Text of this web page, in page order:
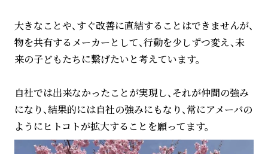
大きなことや、すぐ改善に直結することはできませんが、
物を共有するメーカーとして、行動を少しずつ変え、未
来の子どもたちに繋げたいと考えています。
自社では出来なかったことが実現し、それが仲間の強み
になり、結果的には自社の強みにもなり、常にアメーバの
ようにヒトコトが拡大することを願ってます。